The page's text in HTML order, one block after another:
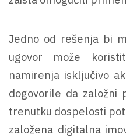
Jedno od rešenja bi
ugovor može
namirenja isključivo
dogovorile da založni
trenutku dospelosti
založena digitalna